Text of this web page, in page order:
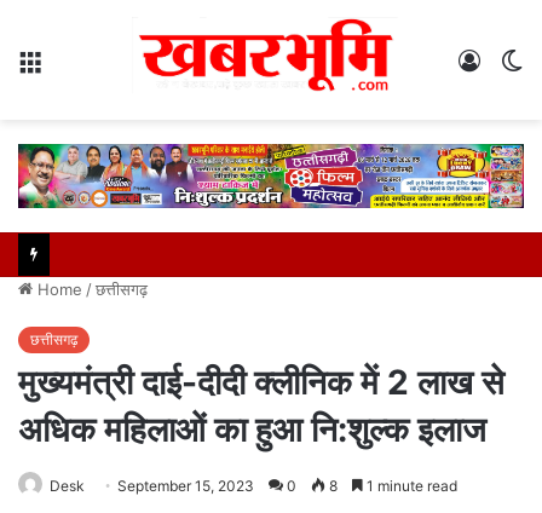
Log
Home /छत्तीसगढ़
छत्तीसगढ़
मुख्यमंत्री दाई-दीदी क्लीनिक में 2 लाख से
अधिक महिलाओं का हुआ नि:शुल्क इलाज
Desk September 15, 2023 0 8 1 minute read